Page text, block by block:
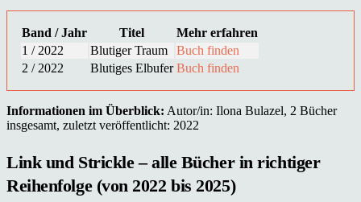
Band / Jahr Titel
Mehr erfahren
1 / 2022
Blutiger Traum
Buch finden
2 / 2022
Blutiges Elbufer Buch finden
Informationen im Überblick: Autor/in: Ilona Bulazel, 2 Bücher
insgesamt, zuletzt veröffentlicht: 2022
Link und Strickle – alle Bücher in richtiger
Reihenfolge (von 2022 bis 2025)